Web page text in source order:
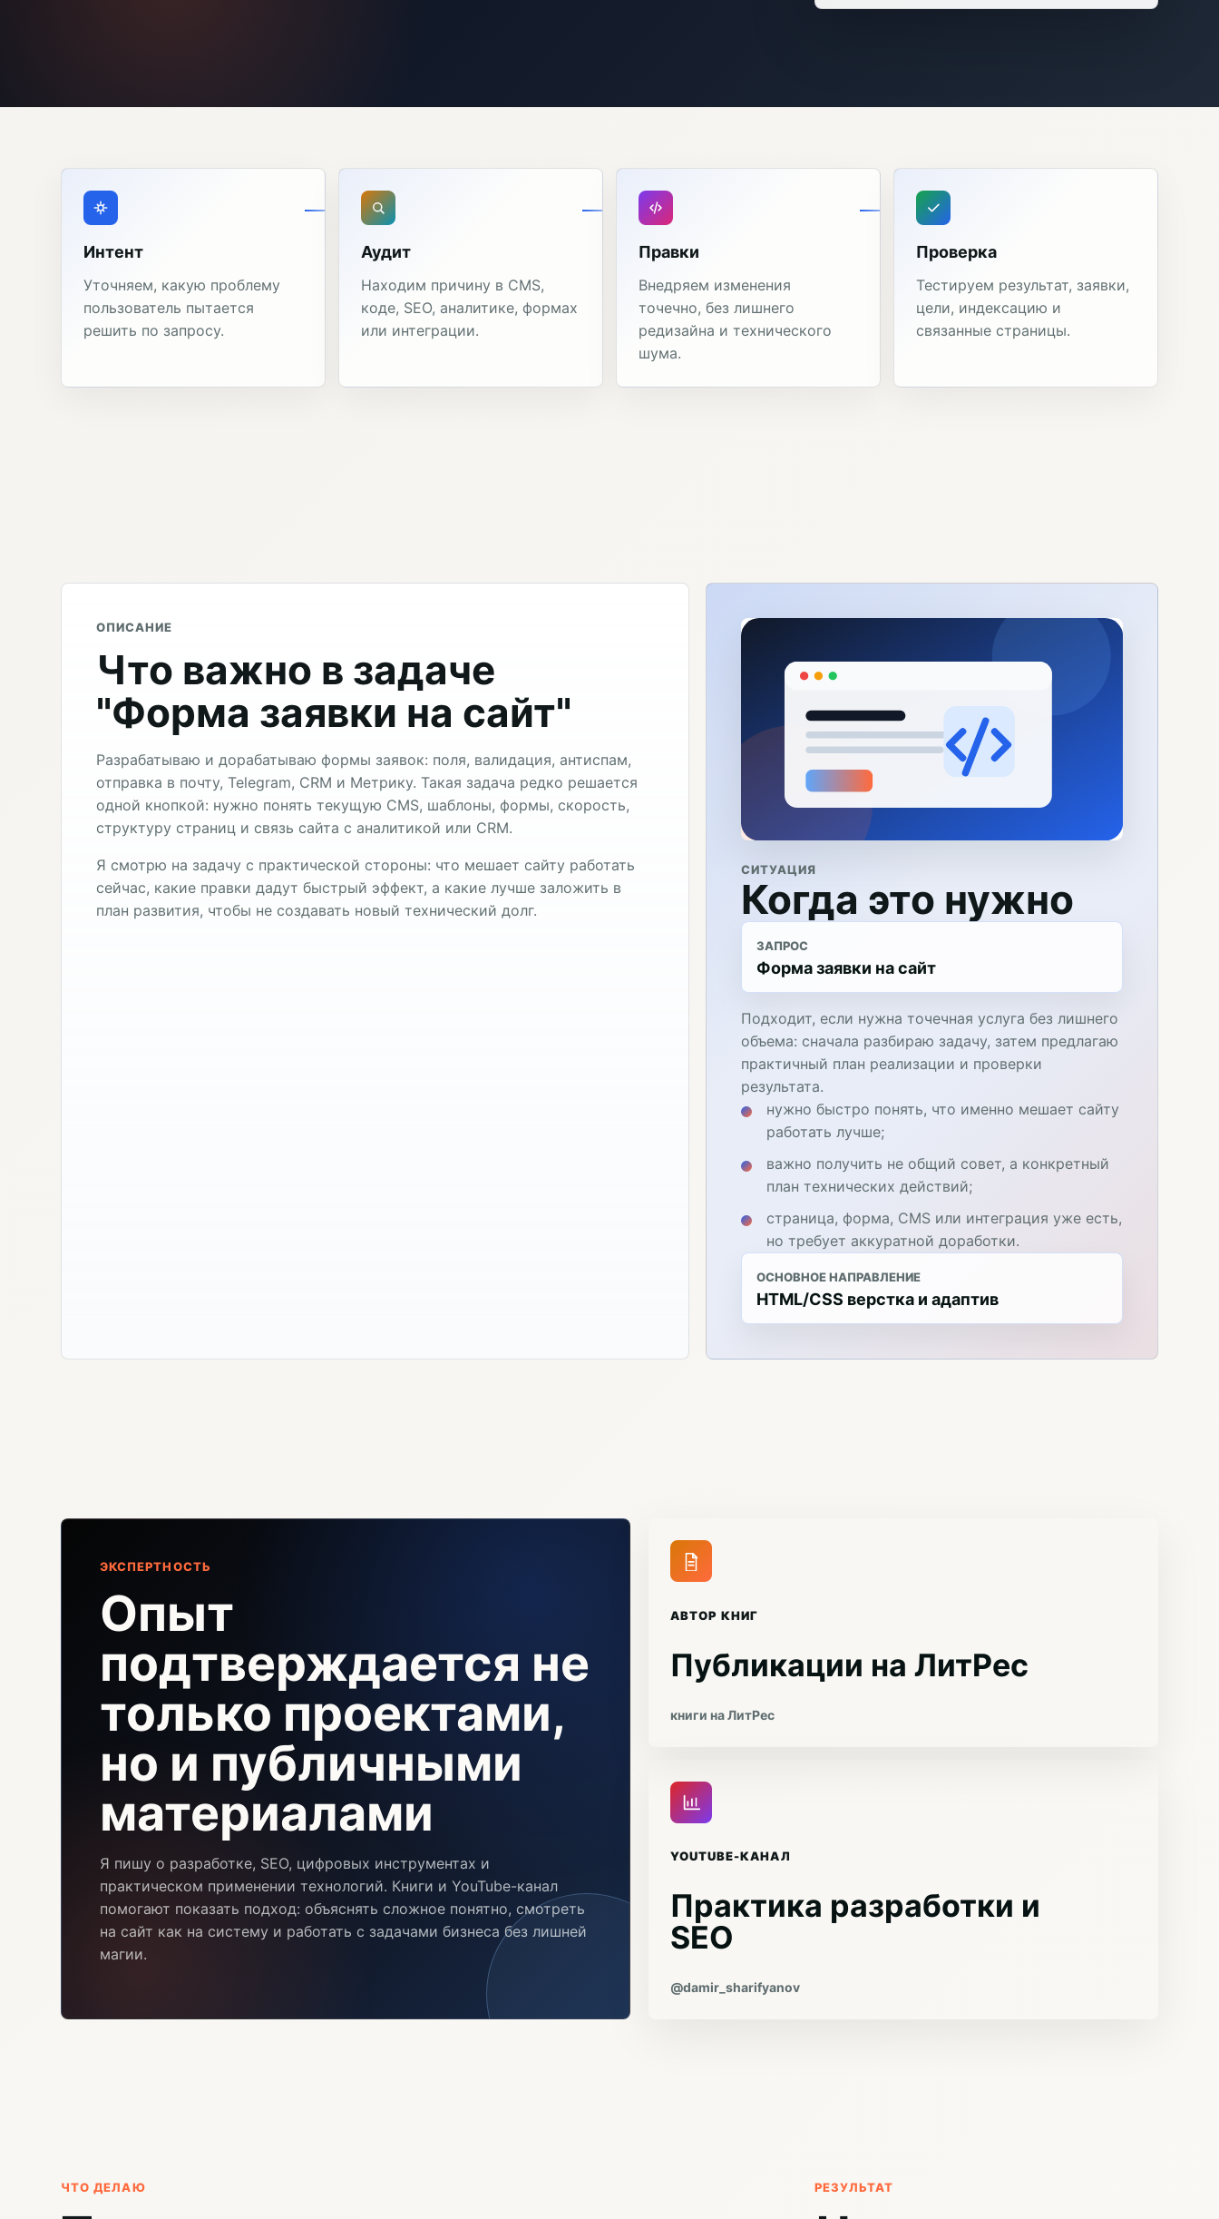
Интент
Уточняем, какую проблему
пользователь пытается
решить по запросу.
Аудит
Находим причину в CMS,
коде, SEO, аналитике, формах
или интеграции.
Правки
Внедряем изменения
точечно, без лишнего
редизайна и технического
шума.
Проверка
Тестируем результат, заявки,
цели, индексацию и
связанные страницы.
ОПИСАНИЕ
Что важно в задаче
"Форма заявки на сайт"
Разрабатываю и дорабатываю формы заявок: поля, валидация, антиспам,
отправка в почту, Telegram, CRM и Метрику. Такая задача редко решается
одной кнопкой: нужно понять текущую CMS, шаблоны, формы, скорость,
структуру страниц и связь сайта с аналитикой или CRM.
Я смотрю на задачу с практической стороны: что мешает сайту работать
сейчас, какие правки дадут быстрый эффект, а какие лучше заложить в
план развития, чтобы не создавать новый технический долг.
СИТУАЦИЯ
Когда это нужно
ЗАПРОС
Форма заявки на сайт
Подходит, если нужна точечная услуга без лишнего
объема: сначала разбираю задачу, затем предлагаю
практичный план реализации и проверки
результата.
нужно быстро понять, что именно мешает сайту
работать лучше;
важно получить не общий совет, а конкретный
план технических действий;
страница, форма, CMS или интеграция уже есть,
но требует аккуратной доработки.
ОСНОВНОЕ НАПРАВЛЕНИЕ
HTML/CSS верстка и адаптив
ЭКСПЕРТНОСТЬ
Опыт
подтверждается не
только проектами,
но и публичными
материалами
Я пишу о разработке, SEO, цифровых инструментах и
практическом применении технологий. Книги и YouTube-канал
помогают показать подход: объяснять сложное понятно, смотреть
на сайт как на систему и работать с задачами бизнеса без лишней
магии.
АВТОР КНИГ
Публикации на ЛитРес
книги на ЛитРес
YOUTUBE-КАНАЛ
Практика разработки и
SEO
@damir_sharifyanov
ЧТО ДЕЛАЮ РЕЗУЛЬТАТ